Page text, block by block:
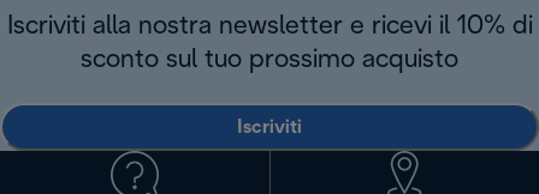
Iscriviti alla nostra newsletter e ricevi il 10% di
sconto sul tuo prossimo acquisto
Iscriviti